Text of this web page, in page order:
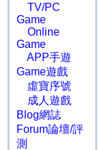
TV/PC
Game
Online
Game
APP手遊
Game遊戲
虛寶序號
成人遊戲
Blog網誌
Forum論壇/評
測